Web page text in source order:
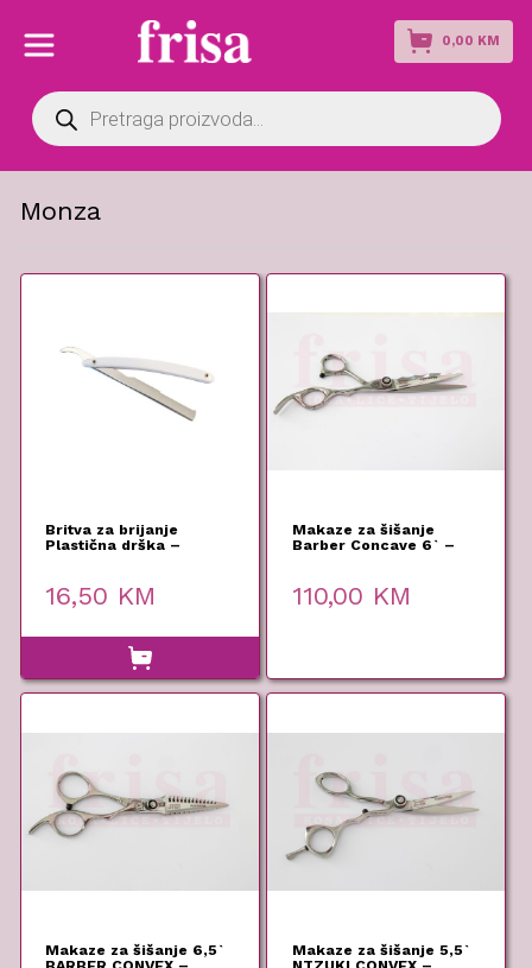
0,00 KM
Products
search
Monza
Britva za brijanje
Plastična drška –
16,50 KM
Makaze za šišanje
Barber Concave 6` –
110,00 KM
Makaze za šišanje 6,5`
Makaze za šišanje 5,5`